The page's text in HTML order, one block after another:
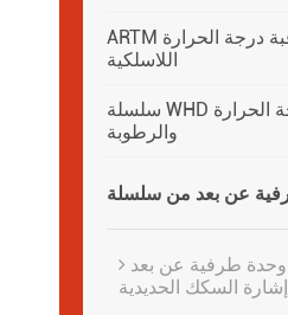
ARTM سلسلة مراقبة درجة الحرارة
اللاسلكية
سلسلة WHD تحكم درجة الحرارة
والرطوبة
إشارة السكك الحديدية